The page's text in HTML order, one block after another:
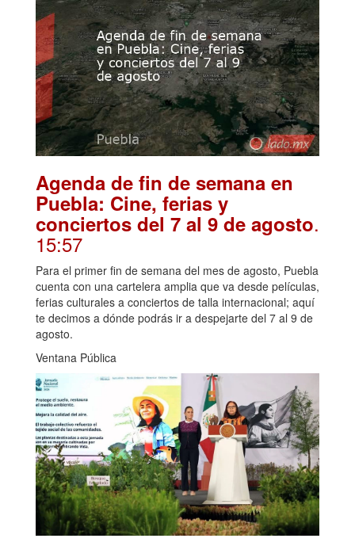
Agenda de fin de semana en
Puebla: Cine, ferias y
conciertos del 7 al 9 de agosto.
15:57
Para el primer fin de semana del mes de agosto, Puebla
cuenta con una cartelera amplia que va desde películas,
ferias culturales a conciertos de talla internacional; aquí
te decimos a dónde podrás ir a despejarte del 7 al 9 de
agosto.
Ventana Pública